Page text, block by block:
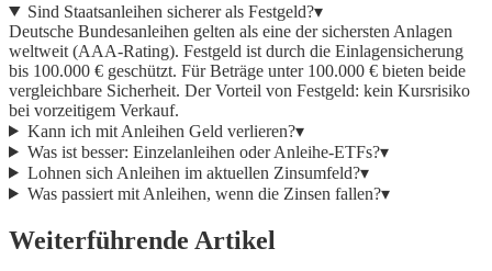
Sind Staatsanleihen sicherer als Festgeld?▾
Deutsche Bundesanleihen gelten als eine der sichersten Anlagen
weltweit (AAA-Rating). Festgeld ist durch die Einlagensicherung
bis 100.000 € geschützt. Für Beträge unter 100.000 € bieten beide
vergleichbare Sicherheit. Der Vorteil von Festgeld: kein Kursrisiko
bei vorzeitigem Verkauf.
Kann ich mit Anleihen Geld verlieren?▾
Was ist besser: Einzelanleihen oder Anleihe-ETFs?▾
Lohnen sich Anleihen im aktuellen Zinsumfeld?▾
Was passiert mit Anleihen, wenn die Zinsen fallen?▾
Weiterführende Artikel